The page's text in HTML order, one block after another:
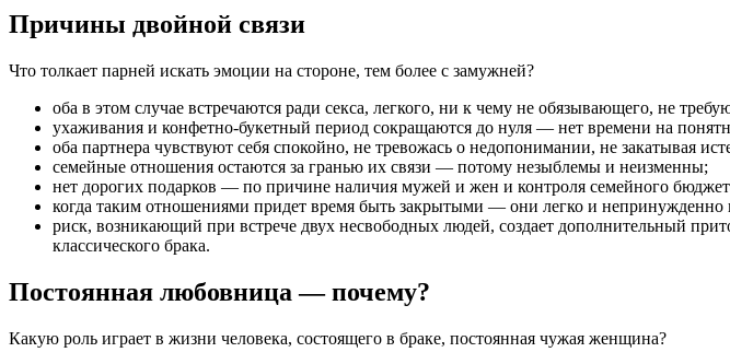
Причины двойной связи
Что толкает парней искать эмоции на стороне, тем более с замужней?
оба в этом случае встречаются ради секса, легкого, ни к чему не обязывающего, не
ухаживания и конфетно-букетный период сокращаются до нуля — нет времени на
оба партнера чувствуют себя спокойно, не тревожась о недопонимании, не закатывая
семейные отношения остаются за гранью их связи — потому незыблемы и неизменны;
нет дорогих подарков — по причине наличия мужей и жен и контроля семейного
когда таким отношениями придет время быть закрытыми — они легко и непринужденно
риск, возникающий при встрече двух несвободных людей, создает дополнительный
классического брака.
Постоянная любовница — почему?
Какую роль играет в жизни человека, состоящего в браке, постоянная чужая женщина?